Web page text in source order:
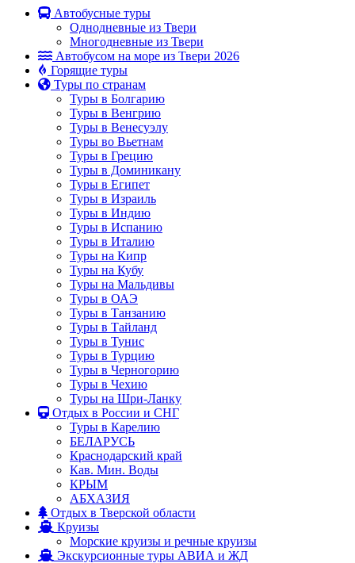
Автобусные туры
Однодневные из Твери
Многодневные из Твери
Автобусом на море из Твери 2026
Горящие туры
Туры по странам
Туры в Болгарию
Туры в Венгрию
Туры в Венесуэлу
Туры во Вьетнам
Туры в Грецию
Туры в Доминикану
Туры в Египет
Туры в Израиль
Туры в Индию
Туры в Испанию
Туры в Италию
Туры на Кипр
Туры на Кубу
Туры на Мальдивы
Туры в ОАЭ
Туры в Танзанию
Туры в Тайланд
Туры в Тунис
Туры в Турцию
Туры в Черногорию
Туры в Чехию
Туры на Шри-Ланку
Отдых в России и СНГ
Туры в Карелию
БЕЛАРУСЬ
Краснодарский край
Кав. Мин. Воды
КРЫМ
АБХАЗИЯ
Отдых в Тверской области
Круизы
Морские круизы и речные круизы
Экскурсионные туры АВИА и ЖД